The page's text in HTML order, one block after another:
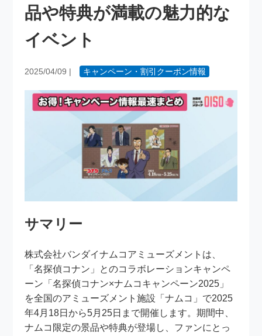
品や特典が満載の魅力的な
イベント
2025/04/09 | キャンペーン・割引クーポン情報
サマリー
株式会社バンダイナムコアミューズメントは、
「名探偵コナン」とのコラボレーションキャンペ
ーン「名探偵コナン×ナムコキャンペーン2025」
を全国のアミューズメント施設「ナムコ」で2025
年4月18日から5月25日まで開催します。期間中、
ナムコ限定の景品や特典が登場し、ファンにとっ